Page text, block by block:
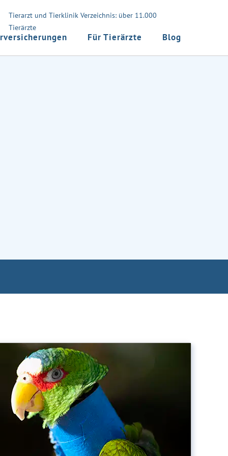
Tierarzt und Tierklinik Verzeichnis: über 11.000
Tierärzte
Für Tierärzte Blog